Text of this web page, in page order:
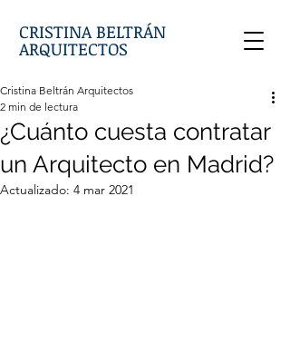
CRISTINA BELTRÁN
ARQUITECTOS
¿Cuánto cuesta contratar
un Arquitecto en Madrid?
Cristina Beltrán Arquitectos
2 min de lectura
Actualizado: 4 mar 2021